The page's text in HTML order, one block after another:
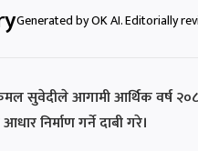
Generated by OK AI. Editorially
कमल सुवेदीले आगामी आर्थिक वर्ष
निर्माण गर्ने दाबी गरे।